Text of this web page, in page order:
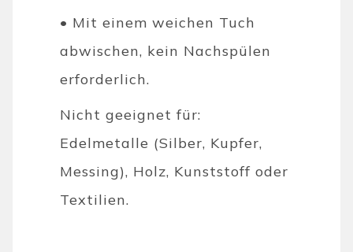
• Mit einem weichen Tuch
abwischen, kein Nachspülen
erforderlich.
Nicht geeignet für:
Edelmetalle (Silber, Kupfer,
Messing), Holz, Kunststoff oder
Textilien.